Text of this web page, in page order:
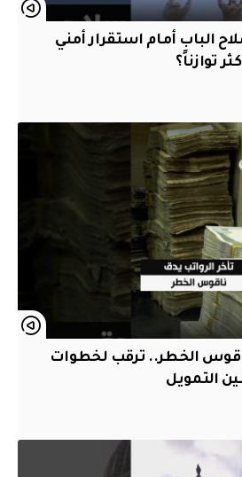
الباب أمام استقرار أمني
توازناً؟
ناقوس الخطر.. ترقب لخطوات
التمويل